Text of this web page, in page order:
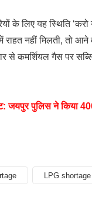
के लिए यह स्थिति
राहत नहीं मिलती, तो
कमर्शियल गैस पर
जयपुर पुलिस ने किया
LPG shortage